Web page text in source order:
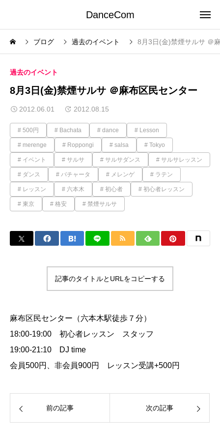
DanceCom
ブログ 過去のイベント 8月3日(金)禁煙サルサ ＠
過去のイベント
8月3日(金)禁煙サルサ ＠麻布区民センター
2012.06.01 2012.08.15
500円 Bachata dance Lesson
merenge Roppongi salsa Tokyo
イベント サルサ サルサダンス サルサレッスン
ダンス バチャータ メレンゲ ラテン
レッスン 六本木 初心者 初心者レッスン
東京 格安 禁煙サルサ
記事のタイトルとURLをコピーする
麻布区民センター（六本木駅徒歩７分）
18:00-19:00 初心者レッスン スタッフ
19:00-21:10 DJ time
会員500円、非会員900円 レッスン受講+500円
前の記事 次の記事